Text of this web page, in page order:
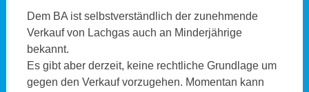
Dem BA ist selbstverständlich der zunehmende
Verkauf von Lachgas auch an Minderjährige
bekannt.
Es gibt aber derzeit, keine rechtliche Grundlage um
gegen den Verkauf vorzugehen. Momentan kann